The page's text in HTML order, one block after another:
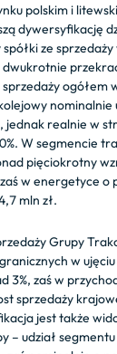
polskim i
dywersyfikację
ze
ogółem
nominalnie
jednak realnie w
W segmencie
pięciokrotny
w energetyce o
mln zł.
Grupy
w
3%, zaś w
sprzedaży
jest także
– udział